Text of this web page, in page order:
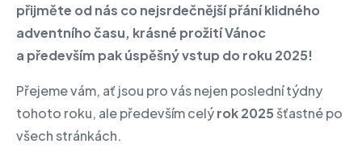
přijměte od nás co nejsrdečnější přání klidného
adventního času, krásné prožití Vánoc
a především pak úspěšný vstup do roku 2025!
Přejeme vám, ať jsou pro vás nejen poslední týdny
tohoto roku, ale především celýrok 2025 šťastné po
všech stránkách.